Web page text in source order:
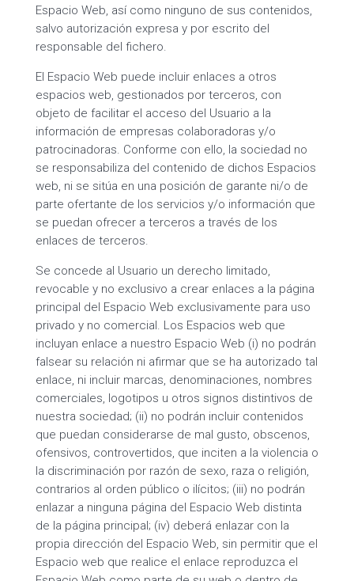
Espacio Web, así como ninguno de sus contenidos,
salvo autorización expresa y por escrito del
responsable del fichero.
El Espacio Web puede incluir enlaces a otros
espacios web, gestionados por terceros, con
objeto de facilitar el acceso del Usuario a la
información de empresas colaboradoras y/o
patrocinadoras. Conforme con ello, la sociedad no
se responsabiliza del contenido de dichos Espacios
web, ni se sitúa en una posición de garante ni/o de
parte ofertante de los servicios y/o información que
se puedan ofrecer a terceros a través de los
enlaces de terceros.
Se concede al Usuario un derecho limitado,
revocable y no exclusivo a crear enlaces a la página
principal del Espacio Web exclusivamente para uso
privado y no comercial. Los Espacios web que
incluyan enlace a nuestro Espacio Web (i) no podrán
falsear su relación ni afirmar que se ha autorizado tal
enlace, ni incluir marcas, denominaciones, nombres
comerciales, logotipos u otros signos distintivos de
nuestra sociedad; (ii) no podrán incluir contenidos
que puedan considerarse de mal gusto, obscenos,
ofensivos, controvertidos, que inciten a la violencia o
la discriminación por razón de sexo, raza o religión,
contrarios al orden público o ilícitos; (iii) no podrán
enlazar a ninguna página del Espacio Web distinta
de la página principal; (iv) deberá enlazar con la
propia dirección del Espacio Web, sin permitir que el
Espacio web que realice el enlace reproduzca el